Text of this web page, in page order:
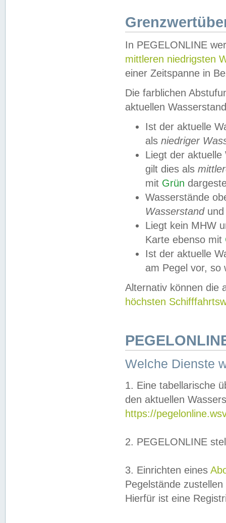
In PEGELONLINE
mittleren niedrigsten
einer Zeitspanne in
Die farblichen
aktuellen
Ist der aktuelle
als niedriger
Liegt der
gilt dies als
mit Grün
Wasserstände
Wasserstandund
Liegt kein MHW
Karte ebenso mit
Ist der aktuelle
am Pegel vor,
Alternativ können die
höchsten
Welche Dienste
1. Eine tabellarische
den aktuellen
https://
2. PEGELONLINE
3. Einrichten eines
Pegelstände
Hierfür ist eine